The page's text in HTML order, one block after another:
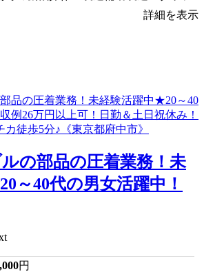
詳細を表示
の部品の圧着業務！未
～40代の男女活躍中！
円